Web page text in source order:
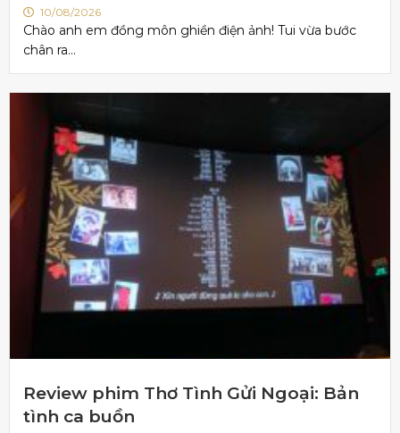
10/08/2026
Chào anh em đồng môn ghiền điện ảnh! Tui vừa bước
chân ra...
Review phim Thơ Tình Gửi Ngoại: Bản
tình ca buồn